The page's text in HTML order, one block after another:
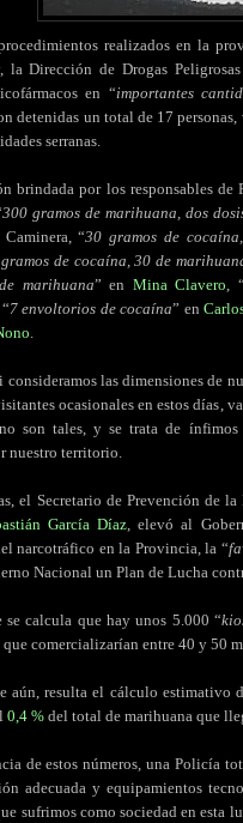
realizados en la
la Dirección de Drogas
en “importantes
detenidas un total de 17
serranas.
brindada por los responsables
300 gramos de marihuana, dos
“30 gramos de
de cocaína, 30 de
marihuana” en Mina Clavero, “
7 envoltorios de cocaína” en
.
consideramos las dimensiones de
ocasionales en estos días,
no son tales, y se trata de
nuestro territorio.
el Secretario de Prevención de
García Díaz, elevó al
narcotráfico en la Provincia, la “
Nacional un Plan de Lucha
se calcula que hay unos 5.000 “
comercializarían entre 40 y 50
aún, resulta el cálculo estimativo
0,4 % del total de marihuana que
de estos números, una Policía
adecuada y equipamientos
sufrimos como sociedad en esta